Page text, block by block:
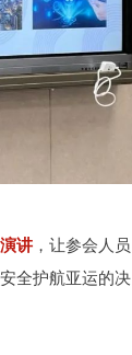
讲，让参会人员
全护航亚运的决